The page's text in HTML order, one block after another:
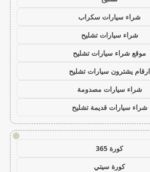
شراء سيارات سكراب
شراء سيارات تشليح
موقع شراء سيارات تشليح
ارقام يشترون سيارات تشليح
شراء سيارات مصدومة
شراء سيارات قديمة تشليح
!
كورة 365
كورة سيتي